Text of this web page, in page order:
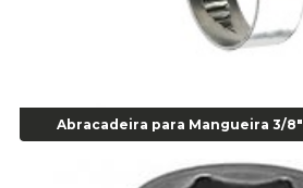
Alicate para trava de cambio 398 11" -
Alicate Universal - Cod 01718
Anel Centralizador Fiat 4 pçs - Amarelo -
Anel Centralizador GM 4 pçs - Azul - Cod
Abracadeira para Mangueira 3/8"